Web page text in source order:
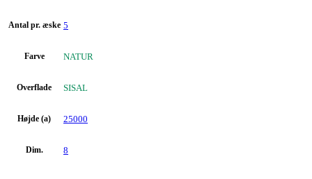
Antal pr. æske 5
Farve NATUR
Overflade SISAL
Højde (a) 25000
Dim. 8